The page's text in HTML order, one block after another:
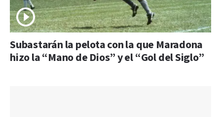
Subastarán la pelota con la que Maradona
hizo la “Mano de Dios” y el “Gol del Siglo”